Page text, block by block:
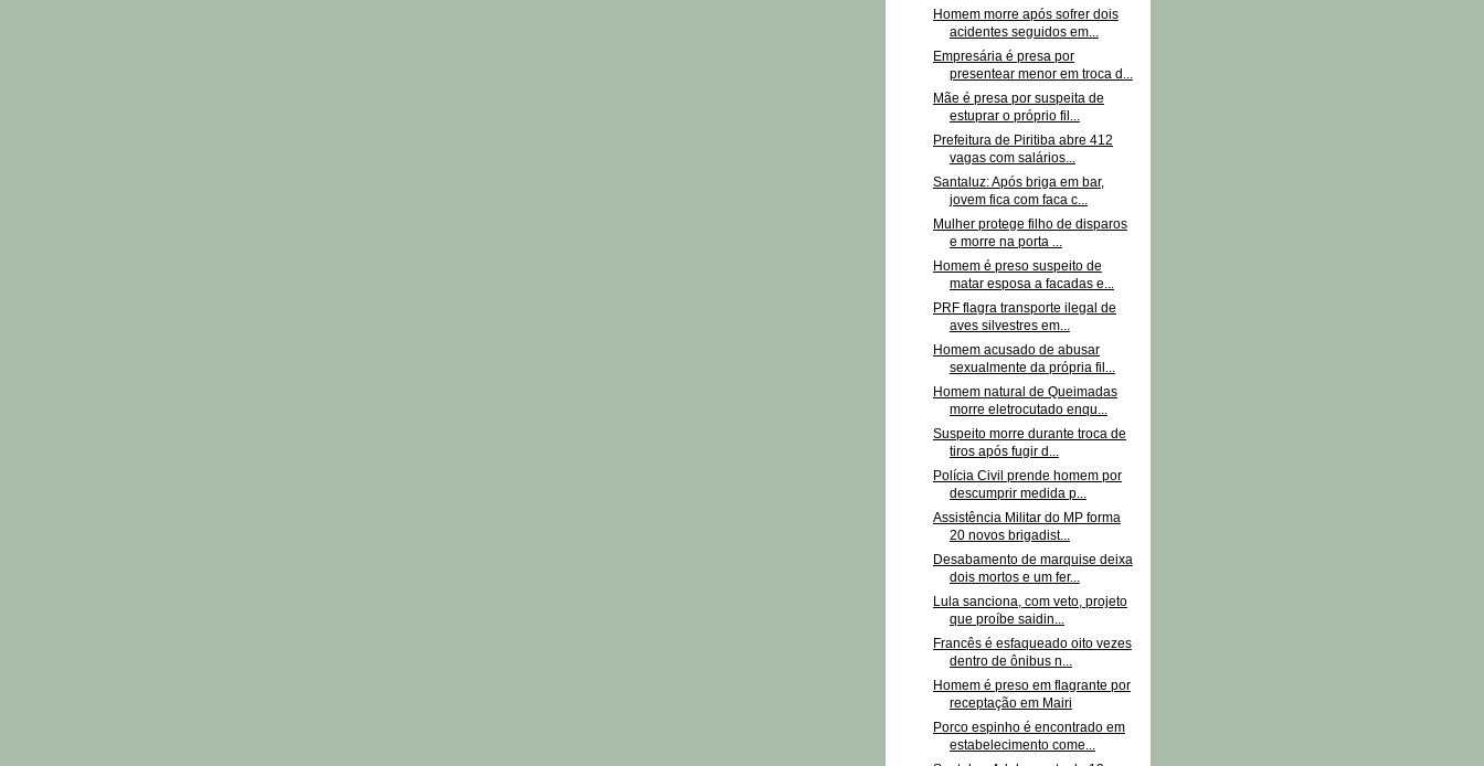
Homem morre após sofrer dois
acidentes seguidos em...
Empresária é presa por
presentear menor em troca d...
Mãe é presa por suspeita de
estuprar o próprio fil...
Prefeitura de Piritiba abre 412
vagas com salários...
Santaluz: Após briga em bar,
jovem fica com faca c...
Mulher protege filho de disparos
e morre na porta ...
Homem é preso suspeito de
matar esposa a facadas e...
PRF flagra transporte ilegal de
aves silvestres em...
Homem acusado de abusar
sexualmente da própria fil...
Homem natural de Queimadas
morre eletrocutado enqu...
Suspeito morre durante troca de
tiros após fugir d...
Polícia Civil prende homem por
descumprir medida p...
Assistência Militar do MP forma
20 novos brigadist...
Desabamento de marquise deixa
dois mortos e um fer...
Lula sanciona, com veto, projeto
que proíbe saidin...
Francês é esfaqueado oito vezes
dentro de ônibus n...
Homem é preso em flagrante por
receptação em Mairi
Porco espinho é encontrado em
estabelecimento come...